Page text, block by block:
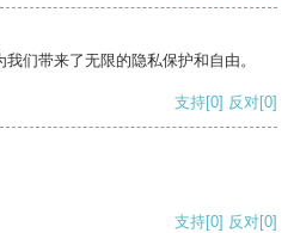
们带来了无限的隐私保护和自由。
支持[0] 反对[0]
支持[0] 反对[0]